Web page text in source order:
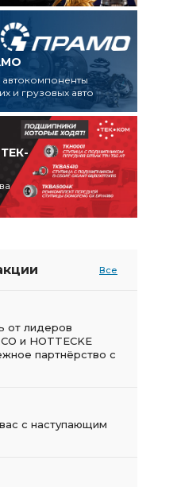
автокомпоненты
и грузовых авто
Все
от лидеров
и HOTTECKE
партнёрство с
с наступающим